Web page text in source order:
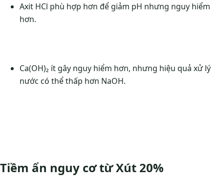
Axit HCl phù hợp hơn để giảm pH nhưng nguy hiểm
hơn.
Ca(OH)₂ ít gây nguy hiểm hơn, nhưng hiệu quả xử lý
nước có thể thấp hơn NaOH.
Tiềm ẩn nguy cơ từ Xút 20%